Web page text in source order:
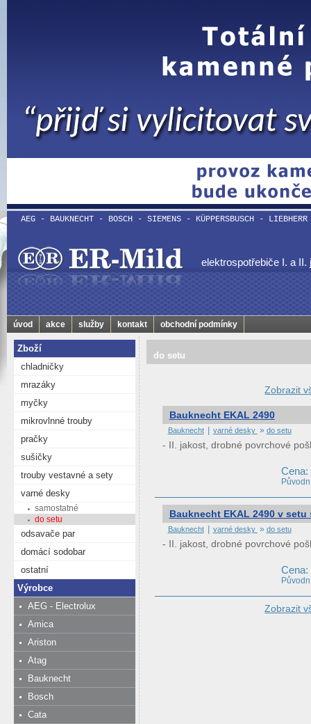
AEG - BAUKNECHT - BOSCH - SIEMENS - KÜPPERSBUSCH -
elektrospotřebiče I. a
úvod akce služby kontakt obchodní podmínky
Zboží
chladničky
mrazáky
myčky
mikrovlnné trouby
pračky
sušičky
trouby vestavné a sety
varné desky
samostatné
do setu
odsavače par
domácí sodobar
ostatní
Výrobce
AEG - Electrolux
Amica
Ariston
Atag
Bauknecht
Bosch
Cata
do setu
Zobrazit
Bauknecht EKAL 2490
Bauknecht varné desky » do setu
- II. jakost, drobné povrchové
Cena:
Bauknecht EKAL 2490 v setu
Bauknecht varné desky » do setu
- II. jakost, drobné povrchové
Cena:
Zobrazit